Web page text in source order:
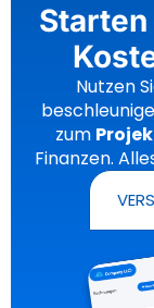
Starten
Nutzen
zum
Finanzen.